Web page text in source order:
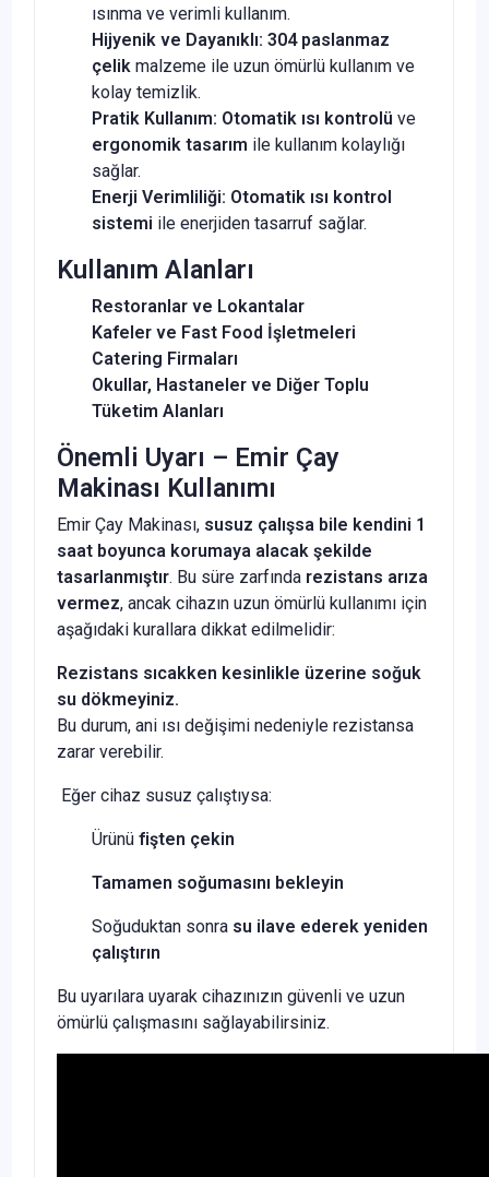
ısınma ve verimli kullanım.
Hijyenik ve Dayanıklı: 304 paslanmaz
çelik malzeme ile uzun ömürlü kullanım ve
kolay temizlik.
Pratik Kullanım: Otomatik ısı kontrolü ve
ergonomik tasarım ile kullanım kolaylığı
sağlar.
Enerji Verimliliği: Otomatik ısı kontrol
sistemi ile enerjiden tasarruf sağlar.
Kullanım Alanları
Restoranlar ve Lokantalar
Kafeler ve Fast Food İşletmeleri
Catering Firmaları
Okullar, Hastaneler ve Diğer Toplu
Tüketim Alanları
Önemli Uyarı – Emir Çay
Makinası Kullanımı
Emir Çay Makinası, susuz çalışsa bile kendini 1
saat boyunca korumaya alacak şekilde
tasarlanmıştır. Bu süre zarfında rezistans arıza
vermez, ancak cihazın uzun ömürlü kullanımı için
aşağıdaki kurallara dikkat edilmelidir:
Rezistans sıcakken kesinlikle üzerine soğuk
su dökmeyiniz.
Bu durum, ani ısı değişimi nedeniyle rezistansa
zarar verebilir.
Eğer cihaz susuz çalıştıysa:
Ürünü fişten çekin
Tamamen soğumasını bekleyin
Soğuduktan sonra su ilave ederek yeniden
çalıştırın
Bu uyarılara uyarak cihazınızın güvenli ve uzun
ömürlü çalışmasını sağlayabilirsiniz.